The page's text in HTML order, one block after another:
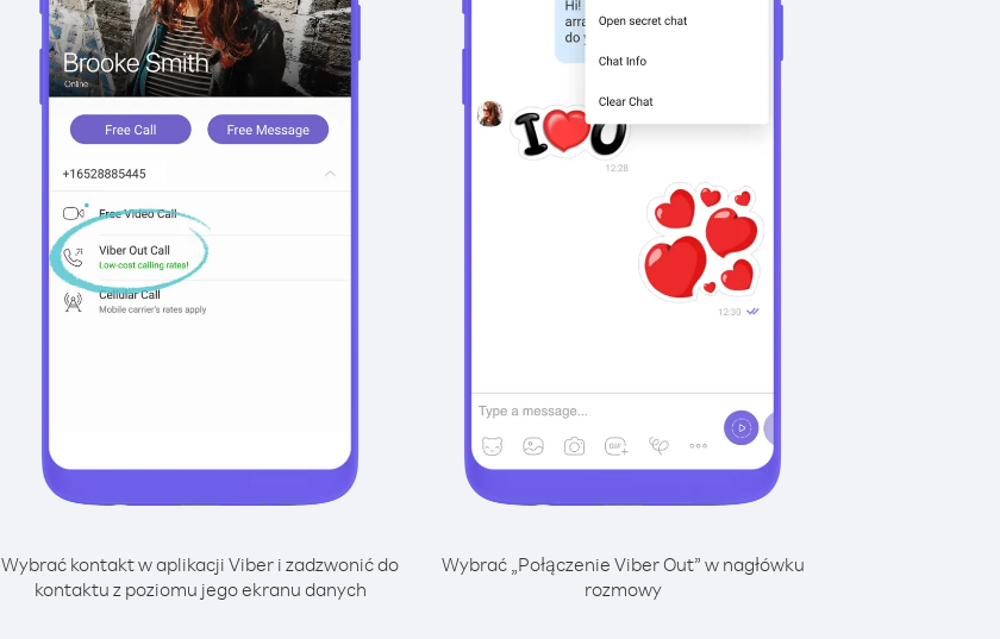
Wybrać kontakt w aplikacji Viber i zadzwonić do
kontaktu z poziomu jego ekranu danych
Wybrać „Połączenie Viber Out” w nagłówku
rozmowy